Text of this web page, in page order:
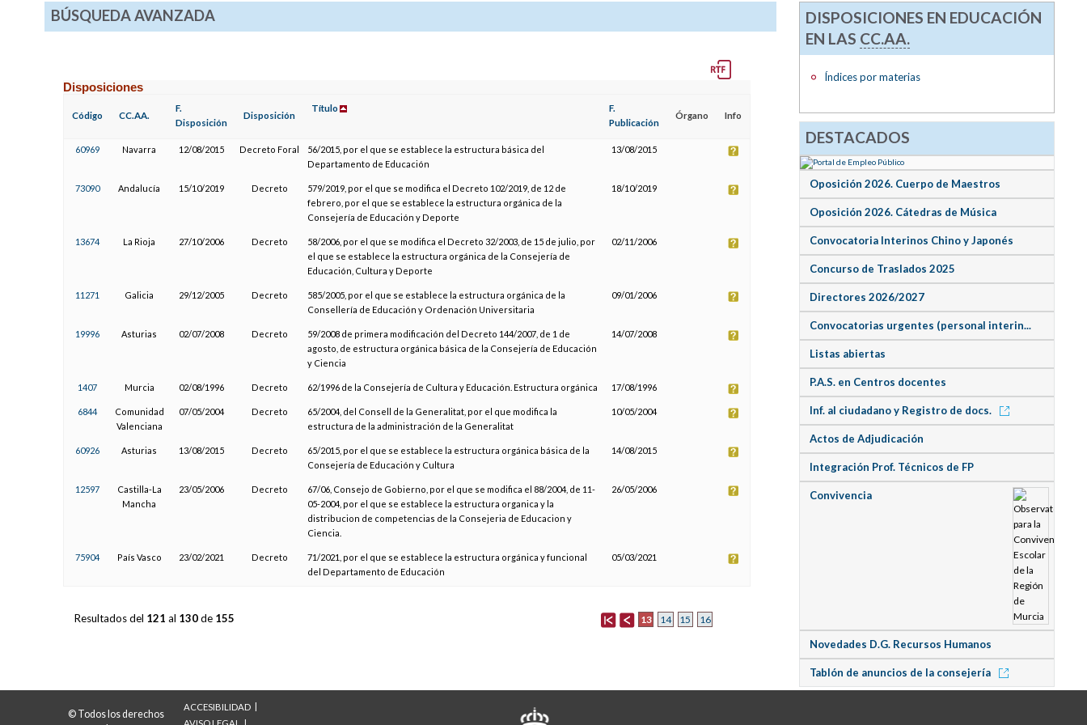
BÚSQUEDA AVANZADA
Disposiciones
Código CC.AA.
F.
Disposición
Disposición
Título
F.
Publicación
Órgano Info
60969 Navarra 12/08/2015 Decreto Foral
56/2015, por el que se establece la estructura básica del
Departamento de Educación
13/08/2015
73090 Andalucía 15/10/2019 Decreto
579/2019, por el que se modifica el Decreto 102/2019, de 12 de
febrero, por el que se establece la estructura orgánica de la
Consejería de Educación y Deporte
18/10/2019
13674 La Rioja 27/10/2006 Decreto
58/2006, por el que se modifica el Decreto 32/2003, de 15 de julio, por
el que se establece la estructura orgánica de la Consejería de
Educación, Cultura y Deporte
02/11/2006
11271 Galicia 29/12/2005 Decreto
585/2005, por el que se establece la estructura orgánica de la
Consellería de Educación y Ordenación Universitaria
09/01/2006
19996 Asturias 02/07/2008 Decreto
59/2008 de primera modificación del Decreto 144/2007, de 1 de
agosto, de estructura orgánica básica de la Consejería de Educación
y Ciencia
14/07/2008
1407 Murcia 02/08/1996 Decreto 62/1996 de la Consejería de Cultura y Educación. Estructura orgánica 17/08/1996
6844
Comunidad
Valenciana
07/05/2004 Decreto
65/2004, del Consell de la Generalitat, por el que modifica la
estructura de la administración de la Generalitat
10/05/2004
60926 Asturias 13/08/2015 Decreto
65/2015, por el que se establece la estructura orgánica básica de la
Consejería de Educación y Cultura
14/08/2015
12597
Castilla-La
Mancha
23/05/2006 Decreto
67/06, Consejo de Gobierno, por el que se modifica el 88/2004, de 11-
05-2004, por el que se establece la estructura organica y la
distribucion de competencias de la Consejeria de Educacion y
Ciencia.
26/05/2006
75904 País Vasco 23/02/2021 Decreto
71/2021, por el que se establece la estructura orgánica y funcional
del Departamento de Educación
05/03/2021
13 14 15 16
Resultados del 121 al 130de 155
DISPOSICIONES EN EDUCACIÓN
EN LAS CC.AA.
Índices por materias
DESTACADOS
Oposición 2026. Cuerpo de Maestros
Oposición 2026. Cátedras de Música
Convocatoria Interinos Chino y Japonés
Concurso de Traslados 2025
Directores 2026/2027
Convocatorias urgentes (personal interin...
Listas abiertas
P.A.S. en Centros docentes
Inf. al ciudadano y Registro de docs.
Actos de Adjudicación
Integración Prof. Técnicos de FP
Convivencia
Novedades D.G. Recursos Humanos
Tablón de anuncios de la consejería
© Todos los derechos
ACCESIBILIDAD
AVISO LEGAL